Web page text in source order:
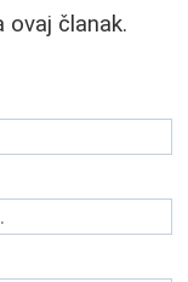
ovaj članak.